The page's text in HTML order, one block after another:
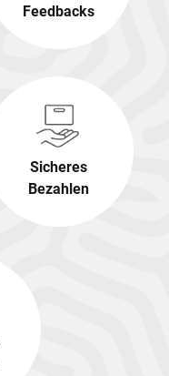
Feedbacks
Sicheres
Bezahlen